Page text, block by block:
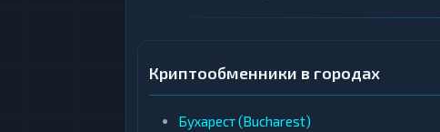
Криптообменники в городах
Бухарест (Bucharest)